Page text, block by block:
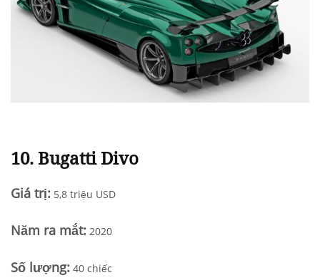
10. Bugatti Divo
Giá trị: 5,8 triệu USD
Năm ra mắt: 2020
Số lượng: 40 chiếc